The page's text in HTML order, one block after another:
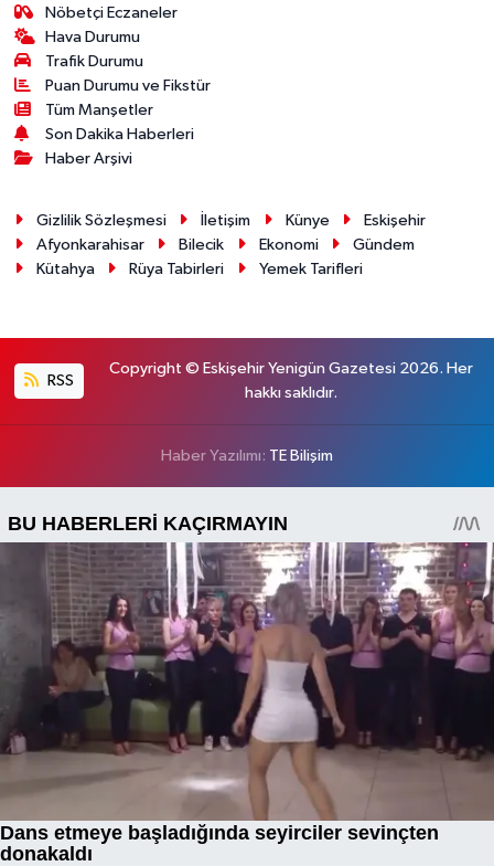
Nöbetçi Eczaneler
Hava Durumu
Trafik Durumu
Puan Durumu ve Fikstür
Tüm Manşetler
Son Dakika Haberleri
Haber Arşivi
Gizlilik Sözleşmesi İletişim Künye
Eskişehir
Afyonkarahisar
Bilecik Ekonomi
Gündem
Kütahya
Rüya Tabirleri Yemek Tarifleri
RSS
Copyright © Eskişehir Yenigün Gazetesi 2026. Her
hakkı saklıdır.
Haber Yazılımı: TE Bilişim